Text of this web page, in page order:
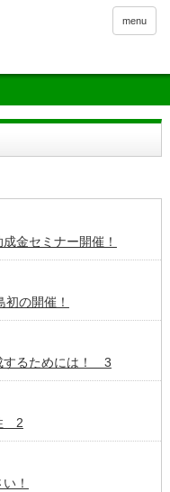
menu
金セミナー開催！
の開催！
するためには！ 3
2
！